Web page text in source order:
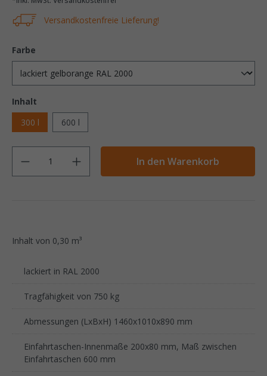
Versandkostenfreie Lieferung!
Farbe
Inhalt
300 l
600 l
Anzahl
In den Warenkorb
Inhalt von 0,30 m³
lackiert in RAL 2000
Tragfähigkeit von 750 kg
Abmessungen (LxBxH) 1460x1010x890 mm
Einfahrtaschen-Innenmaße 200x80 mm, Maß zwischen
Einfahrtaschen 600 mm